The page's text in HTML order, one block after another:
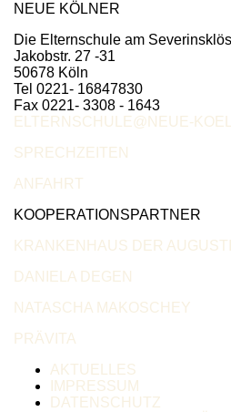
NEUE KÖLNER
Die Elternschule am
Jakobstr. 27 -31
50678 Köln
Tel 0221- 16847830
Fax 0221- 3308 - 1643
ELTERNSCHULE@NEUE-
SPRECHZEITEN
ANFAHRT
KOOPERATIONSPARTNER
KRANKENHAUS DER
DANIELA DEGEN
NATASCHA MAKOSCHEY
PRÄVITA
AKTUELLES
IMPRESSUM
DATENSCHUTZ